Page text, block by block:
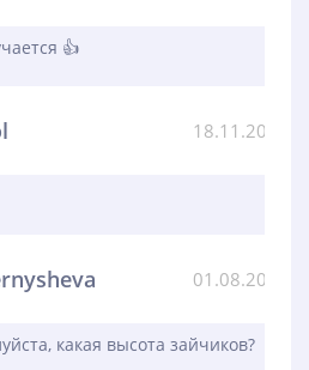
👍
18.11.2023
01.08.2023
какая высота зайчиков?